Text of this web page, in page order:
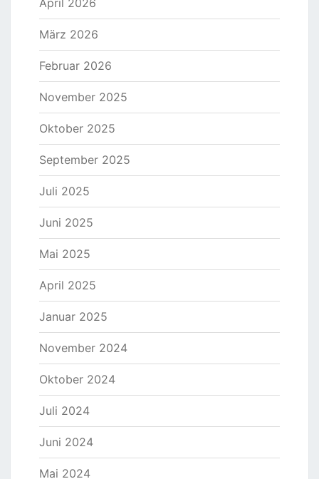
März 2026
Februar 2026
November 2025
Oktober 2025
September 2025
Juli 2025
Juni 2025
Mai 2025
April 2025
Januar 2025
November 2024
Oktober 2024
Juli 2024
Juni 2024
Mai 2024